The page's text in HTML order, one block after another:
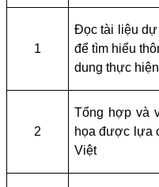
1
Đọc tài liệu dự
để tìm hiểu
dung thực hiện
2
Tổng hợp và
họa được lựa
Việt